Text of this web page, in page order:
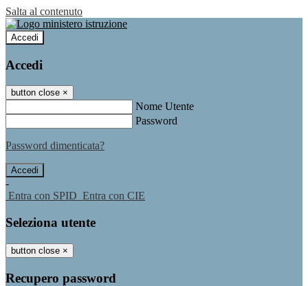
Salta al contenuto
Accedi
Accedi
button close ×
Nome Utente
Password
Password dimenticata?
-
Entra con SPID Entra con CIE
Seleziona utente
button close ×
Recupero password